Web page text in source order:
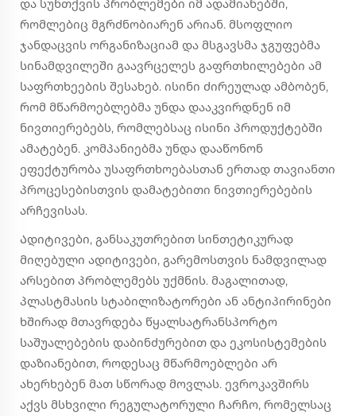
და სუნთქვის პრობლემები იმ ადამიანებში,
რომლებიც მგრძნობიარენ არიან. მსოფლიო
ჯანდაცვის ორგანიზაციამ და მსგავსმა ჯგუფებმა
სინამდვილეში გაავრცელეს გაფრთხილებები ამ
საფრთხეების შესახებ. ისინი ძირეულად ამბობენ,
რომ მწარმოებლებმა უნდა დააკვირდნენ იმ
ნივთიერებებს, რომლებსაც ისინი პროდუქტებში
ამატებენ. კომპანიებმა უნდა დააწონონ
ეფექტურობა უსაფრთხოებასთან ერთად თავიანთი
პროცესებისთვის დამატებითი ნივთიერებების
არჩევისას.
Ადიტივები, განსაკუთრებით სინთეტიკურად
მიღებული ადიტივები, გარემოსთვის ნამდვილად
არსებით პრობლემებს უქმნის. მაგალითად,
პლასტმასის სტაბილიზატორები ან ანტიპირინები
ხშირად მთავრდება წყალსატრანსპორტო
საშუალებების დაბინძურებით და ეკოსისტემების
დაზიანებით, როდესაც მწარმოებლები არ
ახერხებენ მათ სწორად მოვლას. ევროკავშირს
აქვს მსხვილი რეგულატორული ჩარჩო, რომელსაც